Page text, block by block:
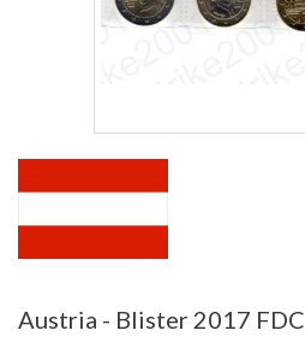
Austria - Blister 2017 FDC